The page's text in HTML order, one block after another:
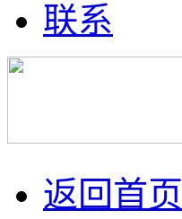
联系
返回首页